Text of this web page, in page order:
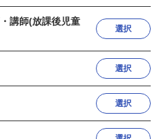
講師(放課後児童
選択
選択
選択